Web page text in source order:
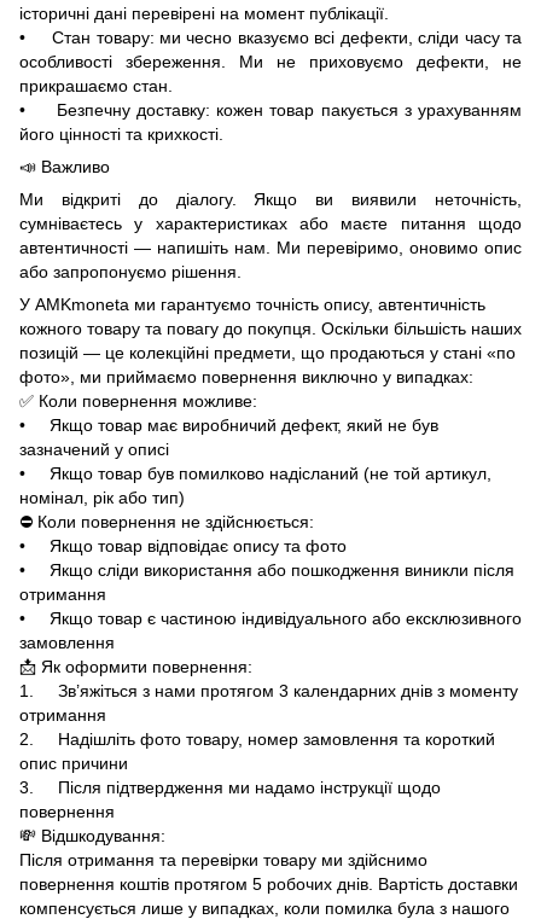
історичні дані перевірені на момент публікації.
• Стан товару: ми чесно вказуємо всі дефекти, сліди часу та
особливості збереження. Ми не приховуємо дефекти, не
прикрашаємо стан.
• Безпечну доставку: кожен товар пакується з урахуванням
його цінності та крихкості.
📣 Важливо
Ми відкриті до діалогу. Якщо ви виявили неточність,
сумніваєтесь у характеристиках або маєте питання щодо
автентичності — напишіть нам. Ми перевіримо, оновимо опис
або запропонуємо рішення.
У AMKmoneta ми гарантуємо точність опису, автентичність
кожного товару та повагу до покупця. Оскільки більшість наших
позицій — це колекційні предмети, що продаються у стані «по
фото», ми приймаємо повернення виключно у випадках:
✅ Коли повернення можливе:
• Якщо товар має виробничий дефект, який не був
зазначений у описі
• Якщо товар був помилково надісланий (не той артикул,
номінал, рік або тип)
⛔ Коли повернення не здійснюється:
• Якщо товар відповідає опису та фото
• Якщо сліди використання або пошкодження виникли після
отримання
• Якщо товар є частиною індивідуального або ексклюзивного
замовлення
📩 Як оформити повернення:
1. Зв’яжіться з нами протягом 3 календарних днів з моменту
отримання
2. Надішліть фото товару, номер замовлення та короткий
опис причини
3. Після підтвердження ми надамо інструкції щодо
повернення
💸 Відшкодування:
Після отримання та перевірки товару ми здійснимо
повернення коштів протягом 5 робочих днів. Вартість доставки
компенсується лише у випадках, коли помилка була з нашого